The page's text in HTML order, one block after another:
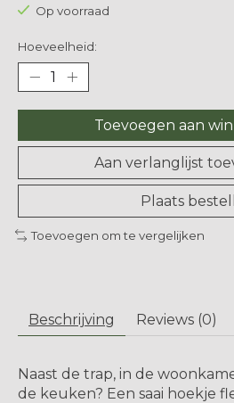
Op voorraad
Hoeveelheid:
Toevoegen aan
Aan verlanglijst
Plaats
Toevoegen om te vergelijken
Beschrijving Reviews (0)
Naast de trap, in de
de keuken? Een saai hoekje